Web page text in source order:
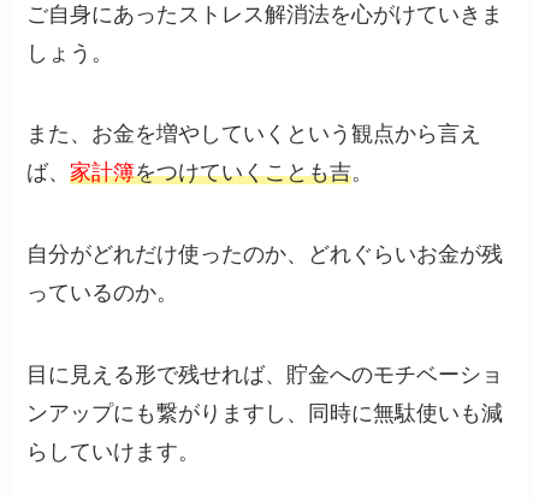
ご自身にあったストレス解消法を心がけていきま
しょう。
また、お金を増やしていくという観点から言え
ば、家計簿をつけていくことも吉。
自分がどれだけ使ったのか、どれぐらいお金が残
っているのか。
目に見える形で残せれば、貯金へのモチベーショ
ンアップにも繋がりますし、同時に無駄使いも減
らしていけます。